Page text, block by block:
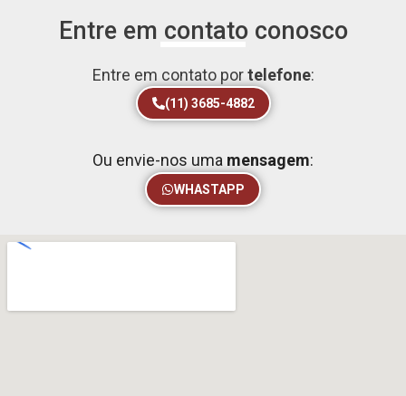
Entre em contato conosco
Entre em contato portelefone:
(11) 3685-4882
Ou envie-nos uma mensagem:
WHASTAPP